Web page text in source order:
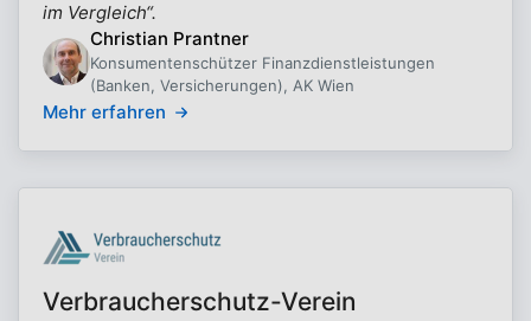
im Vergleich“.
Christian Prantner
Konsumentenschützer Finanzdienstleistungen
(Banken, Versicherungen), AK Wien
Mehr erfahren
Verbraucherschutz-Verein